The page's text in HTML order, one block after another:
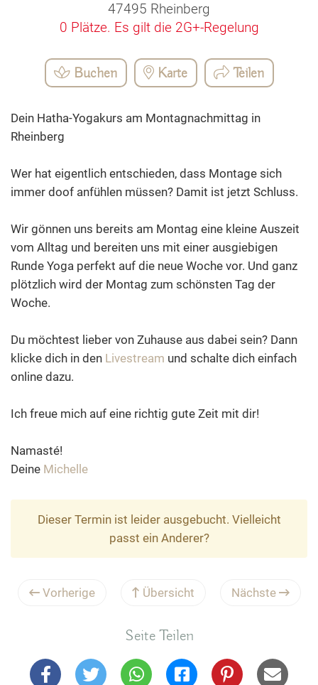
47495 Rheinberg
0 Plätze. Es gilt die 2G+-Regelung
Buchen Karte Teilen
Dein Hatha-Yogakurs am Montagnachmittag in
Rheinberg
Wer hat eigentlich entschieden, dass Montage sich
immer doof anfühlen müssen? Damit ist jetzt Schluss.
Wir gönnen uns bereits am Montag eine kleine Auszeit
vom Alltag und bereiten uns mit einer ausgiebigen
Runde Yoga perfekt auf die neue Woche vor. Und ganz
plötzlich wird der Montag zum schönsten Tag der
Woche.
Du möchtest lieber von Zuhause aus dabei sein? Dann
klicke dich in den Livestream und schalte dich einfach
online dazu.
Ich freue mich auf eine richtig gute Zeit mit dir!
Namasté!
Deine Michelle
Dieser Termin ist leider ausgebucht. Vielleicht
passt ein Anderer?
Vorherige Übersicht Nächste
Seite Teilen